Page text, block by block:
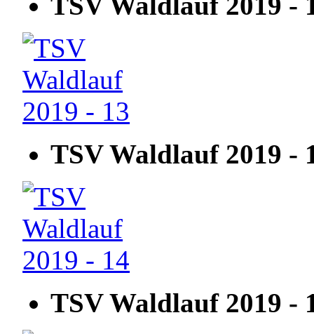
TSV Waldlauf 2019 -
TSV Waldlauf 2019 -